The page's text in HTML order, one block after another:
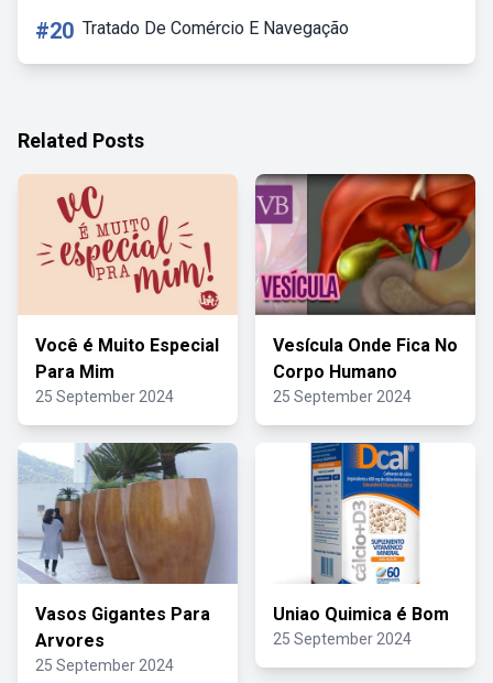
#20 Tratado De Comércio E Navegação
Related Posts
Você é Muito Especial
Para Mim
25 September 2024
Vesícula Onde Fica No
Corpo Humano
25 September 2024
Vasos Gigantes Para
Arvores
25 September 2024
Uniao Quimica é Bom
25 September 2024